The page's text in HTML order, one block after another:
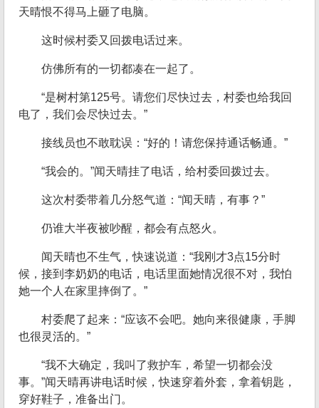
天晴恨不得马上砸了电脑。
这时候村委又回拨电话过来。
仿佛所有的一切都凑在一起了。
“是树村第125号。请您们尽快过去，村委也给我回
电了，我们会尽快过去。”
接线员也不敢耽误：“好的！请您保持通话畅通。”
“我会的。”闻天晴挂了电话，给村委回拨过去。
这次村委带着几分怒气道：“闻天晴，有事？”
仍谁大半夜被吵醒，都会有点怒火。
闻天晴也不生气，快速说道：“我刚才3点15分时
候，接到李奶奶的电话，电话里面她情况很不对，我怕
她一个人在家里摔倒了。”
村委爬了起来：“应该不会吧。她向来很健康，手脚
也很灵活的。”
“我不大确定，我叫了救护车，希望一切都会没
事。”闻天晴再讲电话时候，快速穿着外套，拿着钥匙，
穿好鞋子，准备出门。